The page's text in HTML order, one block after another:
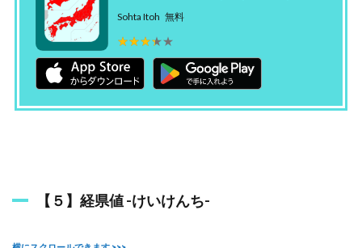
Sohta Itoh 無料
★★★★★
★★★★★
【５】経県値 -けいけんち-